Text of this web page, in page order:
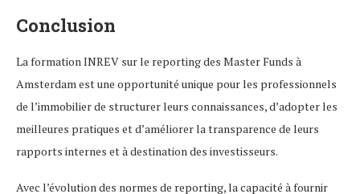
Conclusion
La formation INREV sur le reporting des Master Funds à
Amsterdam est une opportunité unique pour les professionnels
de l’immobilier de structurer leurs connaissances, d’adopter les
meilleures pratiques et d’améliorer la transparence de leurs
rapports internes et à destination des investisseurs.
Avec l’évolution des normes de reporting, la capacité à fournir